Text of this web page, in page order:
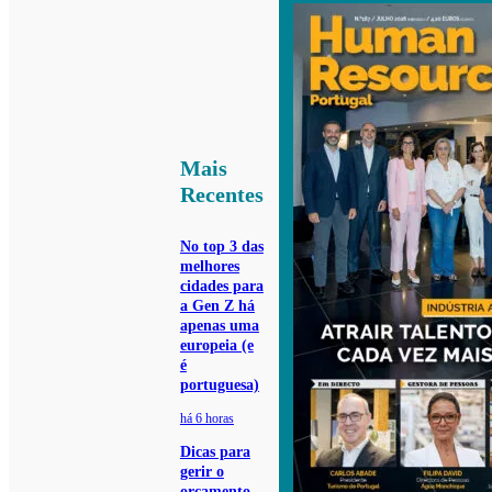
Mais
Recentes
No top 3 das
melhores
cidades para
a Gen Z há
apenas uma
europeia (e
é
portuguesa)
há 6 horas
Dicas para
gerir o